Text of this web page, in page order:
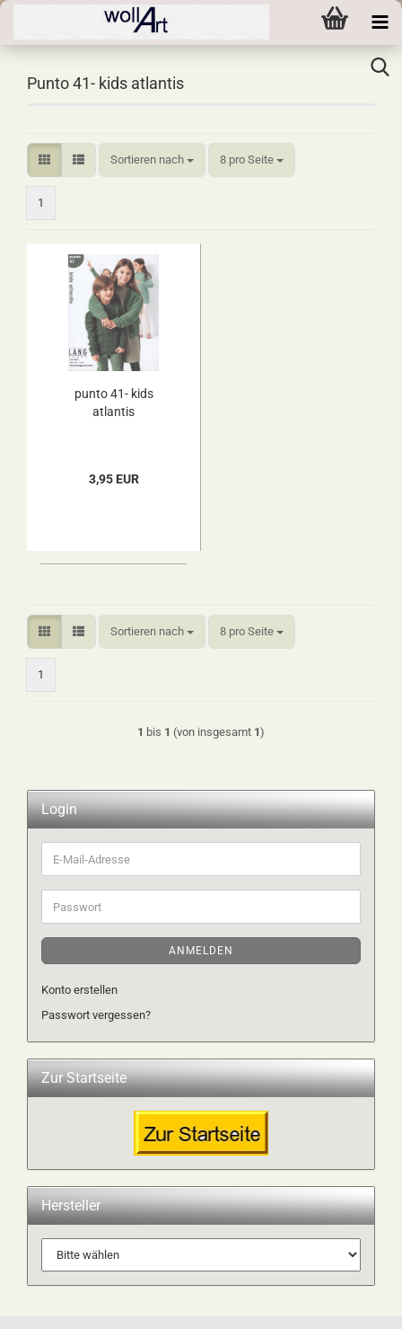
Punto 41- kids atlantis
Sortieren nach
Sortieren nach 8 pro Seite
pro Seite
1
punto 41- kids
atlantis
3,95 EUR
Sortieren nach
Sortieren nach 8 pro Seite
pro Seite
1
1 bis 1 (von insgesamt 1)
Login
E-
Mail-
Adresse
Passwort
ANMELDEN
Konto erstellen
Passwort vergessen?
Zur Startseite
Hersteller